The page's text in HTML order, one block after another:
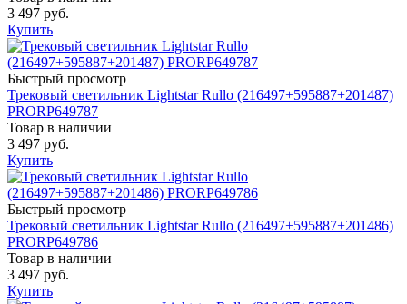
3 497 руб.
Купить
Быстрый просмотр
Трековый светильник Lightstar Rullo (216497+595887+201487)
PRORP649787
Товар в наличии
3 497 руб.
Купить
Быстрый просмотр
Трековый светильник Lightstar Rullo (216497+595887+201486)
PRORP649786
Товар в наличии
3 497 руб.
Купить